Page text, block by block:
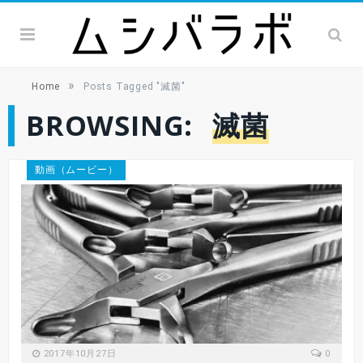
Home » Posts Tagged "滅菌"
BROWSING: 滅菌
動画（ムービー）
2017年10月27日 0